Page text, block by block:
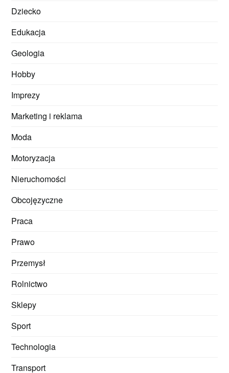
Dziecko
Edukacja
Geologia
Hobby
Imprezy
Marketing i reklama
Moda
Motoryzacja
Nieruchomości
Obcojęzyczne
Praca
Prawo
Przemysł
Rolnictwo
Sklepy
Sport
Technologia
Transport